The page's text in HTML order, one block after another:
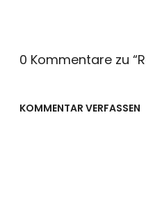
0 Kommentare zu “
KOMMENTAR VERFASSEN